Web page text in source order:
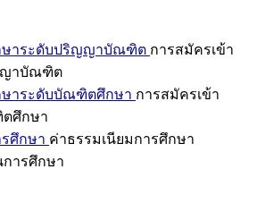
ษาระดับปริญญาบัณฑิต การสมัครเข้า
ญาบัณฑิต
ษาระดับบัณฑิตศึกษา การสมัครเข้า
ศึกษา
ศึกษา ค่าธรรมเนียมการศึกษา
ารศึกษา